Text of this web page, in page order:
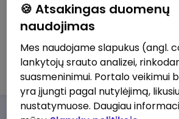
UAB Baltic Multiplex
Cinamon
🍪 Atsakingas duomenų
naudojimas
Mes naudojame slapukus (angl.
lankytojų srauto analizei,
suasmeninimui. Portalo veikimui
yra įjungti pagal nutylėjimą,
nustatymuose. Daugiau